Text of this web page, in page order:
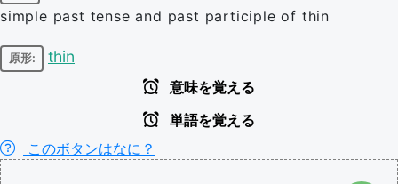
simple past tense and past participle of thin
原形: thin
意味を覚える
単語を覚える
このボタンはなに？